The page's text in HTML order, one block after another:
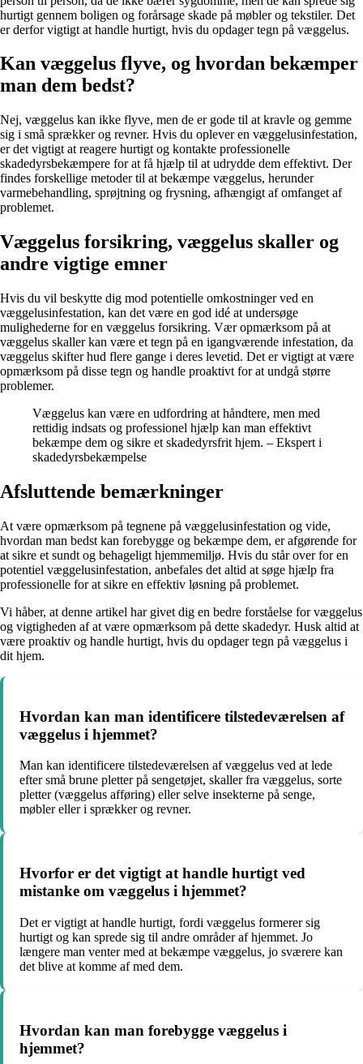
hurtigt gennem boligen og forårsage skade på møbler og tekstiler. Det
er derfor vigtigt at handle hurtigt, hvis du opdager tegn på væggelus.
Kan væggelus flyve, og hvordan bekæmper
man dem bedst?
Nej, væggelus kan ikke flyve, men de er gode til at kravle og gemme
sig i små sprækker og revner. Hvis du oplever en væggelusinfestation,
er det vigtigt at reagere hurtigt og kontakte professionelle
skadedyrsbekæmpere for at få hjælp til at udrydde dem effektivt. Der
findes forskellige metoder til at bekæmpe væggelus, herunder
varmebehandling, sprøjtning og frysning, afhængigt af omfanget af
problemet.
Væggelus forsikring, væggelus skaller og
andre vigtige emner
Hvis du vil beskytte dig mod potentielle omkostninger ved en
væggelusinfestation, kan det være en god idé at undersøge
mulighederne for en væggelus forsikring. Vær opmærksom på at
væggelus skaller kan være et tegn på en igangværende infestation, da
væggelus skifter hud flere gange i deres levetid. Det er vigtigt at være
opmærksom på disse tegn og handle proaktivt for at undgå større
problemer.
Væggelus kan være en udfordring at håndtere, men med
rettidig indsats og professionel hjælp kan man effektivt
bekæmpe dem og sikre et skadedyrsfrit hjem. – Ekspert i
skadedyrsbekæmpelse
Afsluttende bemærkninger
At være opmærksom på tegnene på væggelusinfestation og vide,
hvordan man bedst kan forebygge og bekæmpe dem, er afgørende for
at sikre et sundt og behageligt hjemmemiljø. Hvis du står over for en
potentiel væggelusinfestation, anbefales det altid at søge hjælp fra
professionelle for at sikre en effektiv løsning på problemet.
Vi håber, at denne artikel har givet dig en bedre forståelse for væggelus
og vigtigheden af at være opmærksom på dette skadedyr. Husk altid at
være proaktiv og handle hurtigt, hvis du opdager tegn på væggelus i
dit hjem.
Hvordan kan man identificere tilstedeværelsen af
væggelus i hjemmet?
Man kan identificere tilstedeværelsen af væggelus ved at lede
efter små brune pletter på sengetøjet, skaller fra væggelus, sorte
pletter (væggelus afføring) eller selve insekterne på senge,
møbler eller i sprækker og revner.
Hvorfor er det vigtigt at handle hurtigt ved
mistanke om væggelus i hjemmet?
Det er vigtigt at handle hurtigt, fordi væggelus formerer sig
hurtigt og kan sprede sig til andre områder af hjemmet. Jo
længere man venter med at bekæmpe væggelus, jo sværere kan
det blive at komme af med dem.
Hvordan kan man forebygge væggelus i
hjemmet?